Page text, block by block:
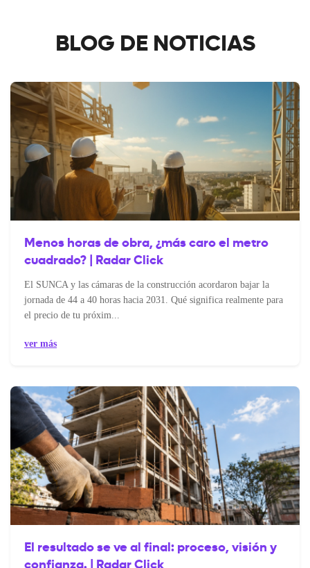
BLOG DE NOTICIAS
Menos horas de obra, ¿más caro el metro
cuadrado? | Radar Click
El SUNCA y las cámaras de la construcción acordaron bajar la
jornada de 44 a 40 horas hacia 2031. Qué significa realmente para
el precio de tu próxim...
ver más
El resultado se ve al final: proceso, visión y
confianza. | Radar Click